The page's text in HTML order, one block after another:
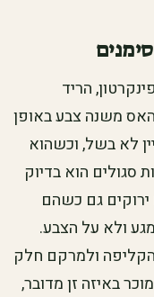
הריד
משנה צבע באופן
לא בשל, וכשהוא
סגולים הוא בדיוק
ירוקים גם כשהם
ולא על הצבע.
הקליפה ולמרקם חלק
באיזה זן מדובר,